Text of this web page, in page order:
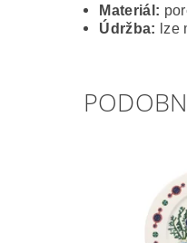
Materiál:
Údržba: lze